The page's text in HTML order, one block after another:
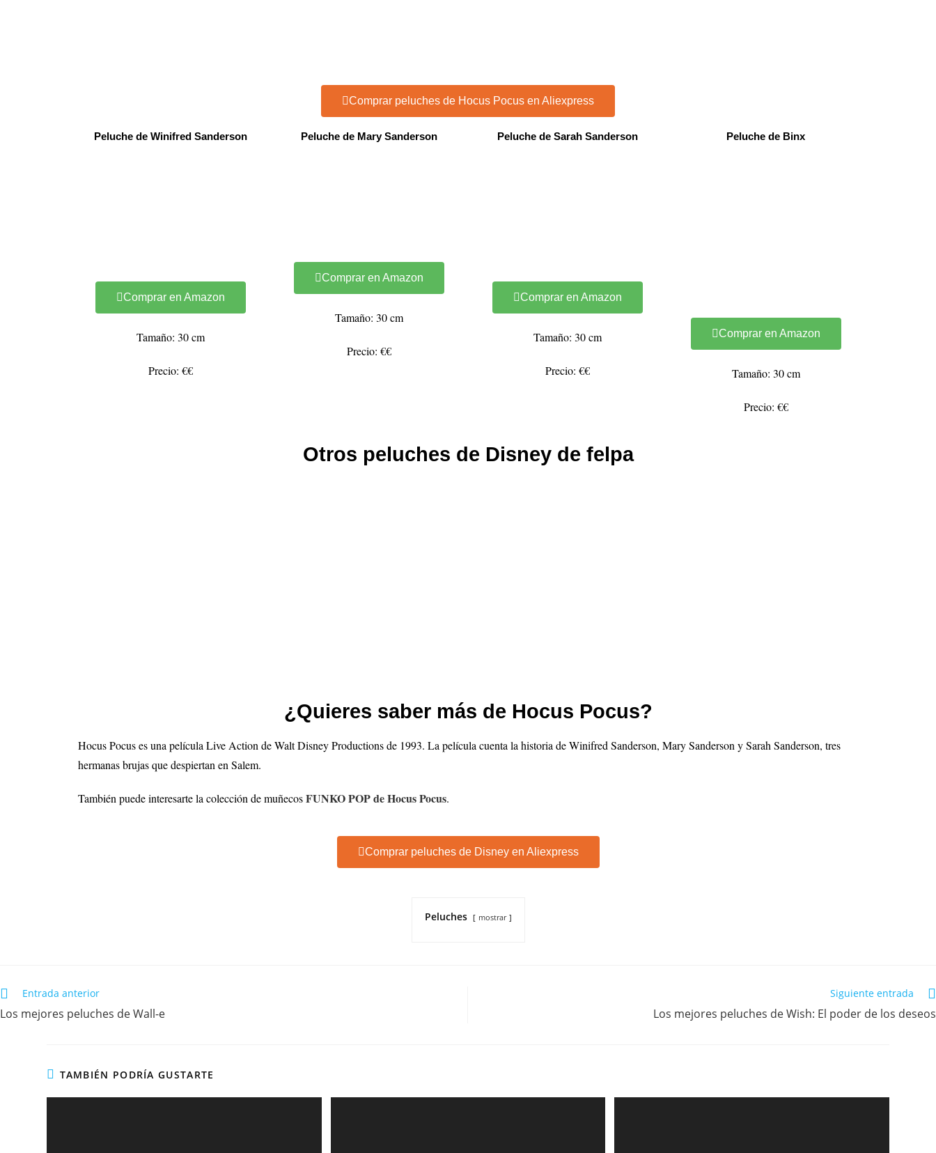
Comprar peluches de Hocus Pocus en Aliexpress
Peluche de Winifred Sanderson
Comprar en Amazon
Tamaño: 30 cm
Precio: €€
Peluche de Mary Sanderson
Comprar en Amazon
Tamaño: 30 cm
Precio: €€
Peluche de Sarah Sanderson
Comprar en Amazon
Tamaño: 30 cm
Precio: €€
Peluche de Binx
Comprar en Amazon
Tamaño: 30 cm
Precio: €€
Otros peluches de Disney de felpa
¿Quieres saber más de Hocus Pocus?
Hocus Pocus es una película Live Action de Walt Disney Productions de 1993. La película cuenta la historia de Winifred Sanderson, Mary Sanderson y Sarah Sanderson, tres
hermanas brujas que despiertan en Salem.
También puede interesarte la colección de muñecosFUNKO POP de Hocus Pocus.
Comprar peluches de Disney en Aliexpress
Peluches mostrar
Entrada anterior
Los mejores peluches de Wall-e
Siguiente entrada
Los mejores peluches de Wish: El poder de los deseos
TAMBIÉN PODRÍA GUSTARTE